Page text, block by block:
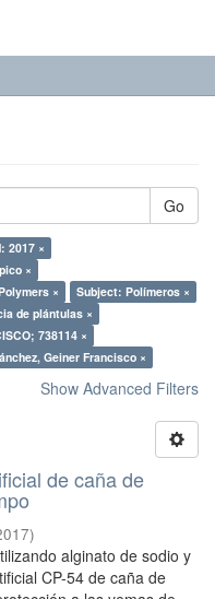
Go
2017 ×
×
×
Subject: Polímeros ×
de plántulas ×
738114 ×
Geiner Francisco ×
Show Advanced Filters
de caña de
)
alginato de sodio y
CP-54 de caña de